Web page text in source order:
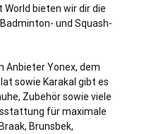
bieten wir dir die
und Squash-
Anbieter Yonex, dem
sowie Karakal gibt es
Zubehör sowie viele
für maximale
Braak, Brunsbek,